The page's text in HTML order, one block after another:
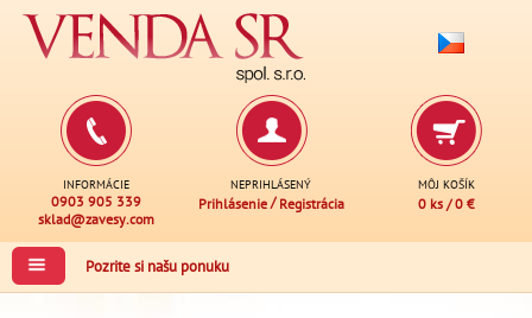
INFORMÁCIE
0903 905 339
sklad@zavesy.com
NEPRIHLÁSENÝ
Prihlásenie/ Registrácia
MÔJ KOŠÍK
0 ks /0 €
Pozrite si našu ponuku